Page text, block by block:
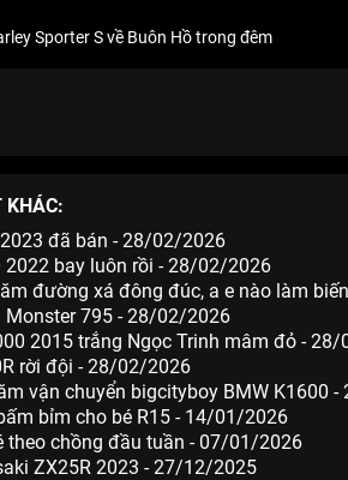
Sporter S về Buôn Hồ trong đêm
KHÁC:
đã bán - 28/02/2026
2022 bay luôn rồi - 28/02/2026
đường xá đông đúc, a e nào làm
Monster 795 - 28/02/2026
2015 trắng Ngọc Trinh mâm đỏ -
rời đội - 28/02/2026
vận chuyển bigcityboy BMW K1600
bỉm cho bé R15 - 14/01/2026
theo chồng đầu tuần - 07/01/2026
ZX25R 2023 - 27/12/2025